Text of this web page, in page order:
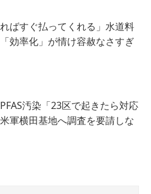
ばすぐ払ってくれる」水道料
効率化」が情け容赦なさすぎ
汚染「23区で起きたら対応
軍横田基地へ調査を要請しな